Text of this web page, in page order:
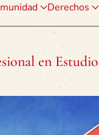
Derechos
en